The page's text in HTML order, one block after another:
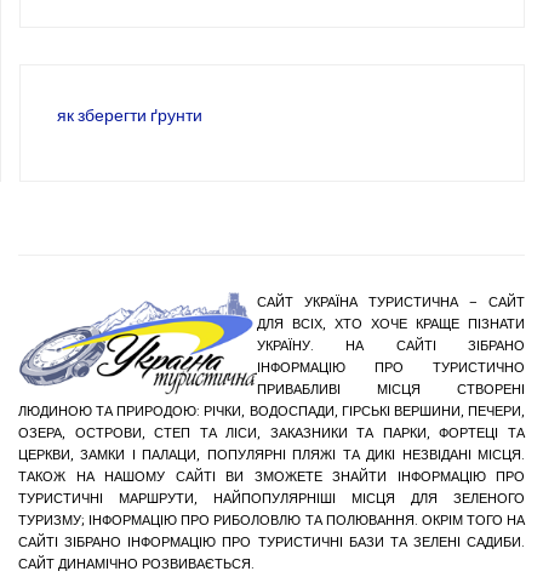
як зберегти ґрунти
САЙТ УКРАЇНА ТУРИСТИЧНА – САЙТ
ДЛЯ ВСІХ, ХТО ХОЧЕ КРАЩЕ ПІЗНАТИ
УКРАЇНУ. НА САЙТІ ЗІБРАНО
ІНФОРМАЦІЮ ПРО ТУРИСТИЧНО
ПРИВАБЛИВІ МІСЦЯ СТВОРЕНІ
ЛЮДИНОЮ ТА ПРИРОДОЮ: РІЧКИ, ВОДОСПАДИ, ГІРСЬКІ ВЕРШИНИ, ПЕЧЕРИ,
ОЗЕРА, ОСТРОВИ, СТЕП ТА ЛІСИ, ЗАКАЗНИКИ ТА ПАРКИ, ФОРТЕЦІ ТА
ЦЕРКВИ, ЗАМКИ І ПАЛАЦИ, ПОПУЛЯРНІ ПЛЯЖІ ТА ДИКІ НЕЗВІДАНІ МІСЦЯ.
ТАКОЖ НА НАШОМУ САЙТІ ВИ ЗМОЖЕТЕ ЗНАЙТИ ІНФОРМАЦІЮ ПРО
ТУРИСТИЧНІ МАРШРУТИ, НАЙПОПУЛЯРНІШІ МІСЦЯ ДЛЯ ЗЕЛЕНОГО
ТУРИЗМУ; ІНФОРМАЦІЮ ПРО РИБОЛОВЛЮ ТА ПОЛЮВАННЯ. ОКРІМ ТОГО НА
САЙТІ ЗІБРАНО ІНФОРМАЦІЮ ПРО ТУРИСТИЧНІ БАЗИ ТА ЗЕЛЕНІ САДИБИ.
САЙТ ДИНАМІЧНО РОЗВИВАЄТЬСЯ.